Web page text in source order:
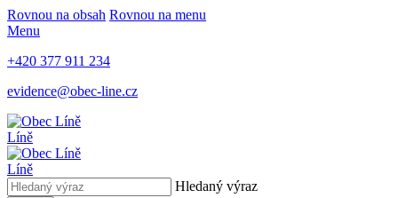
Rovnou na obsah Rovnou na menu
Menu
+420 377 911 234
evidence@obec-line.cz
Líně
Líně
Hledaný výraz